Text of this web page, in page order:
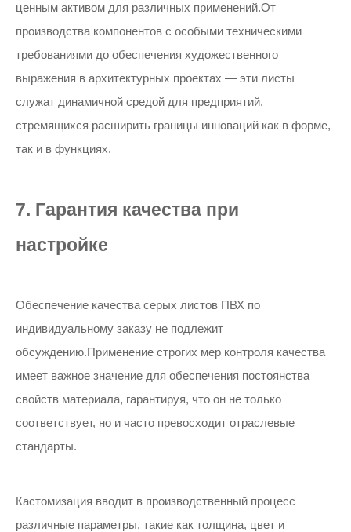
ценным активом для различных применений.От
производства компонентов с особыми техническими
требованиями до обеспечения художественного
выражения в архитектурных проектах — эти листы
служат динамичной средой для предприятий,
стремящихся расширить границы инноваций как в форме,
так и в функциях.
7. Гарантия качества при
настройке
Обеспечение качества серых листов ПВХ по
индивидуальному заказу не подлежит
обсуждению.Применение строгих мер контроля качества
имеет важное значение для обеспечения постоянства
свойств материала, гарантируя, что он не только
соответствует, но и часто превосходит отраслевые
стандарты.
Кастомизация вводит в производственный процесс
различные параметры, такие как толщина, цвет и